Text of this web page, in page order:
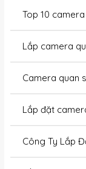
Top 10
Lắp camera
Camera quan
Lắp đặt
Công Ty Lắp